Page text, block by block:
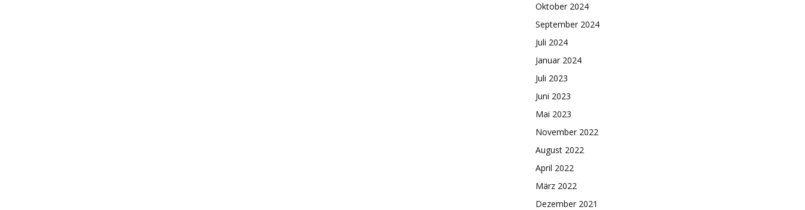
Oktober 2024
September 2024
Juli 2024
Januar 2024
Juli 2023
Juni 2023
Mai 2023
November 2022
August 2022
April 2022
März 2022
Dezember 2021